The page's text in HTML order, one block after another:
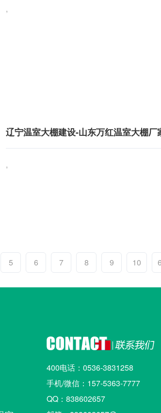
,
辽宁温室大棚建设-山东万红温室大棚厂
,
5 6 7 8 9 10
400电话：0536-3831258
手机/微信：157-5363-7777
QQ：838602657